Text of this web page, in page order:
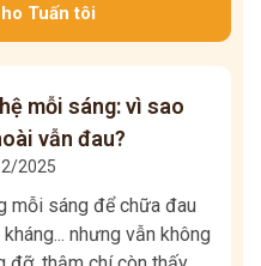
Tuấn tôi
mỗi sáng: vì sao
vẫn đau?
2025
mỗi sáng để chữa đau
nhưng vẫn không